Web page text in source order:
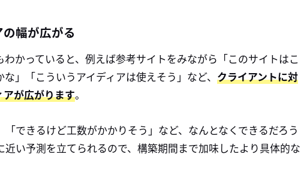
幅が広がる
かっていると、例えば参考サイトをみながら「このサイトはこ
」「こういうアイディアは使えそう」など、 クライアントに対
アが広がります。
できるけど工数がかかりそう」など、なんとなくできるだろう
近い予測を立てられるので、構築期間まで加味したより具体的な